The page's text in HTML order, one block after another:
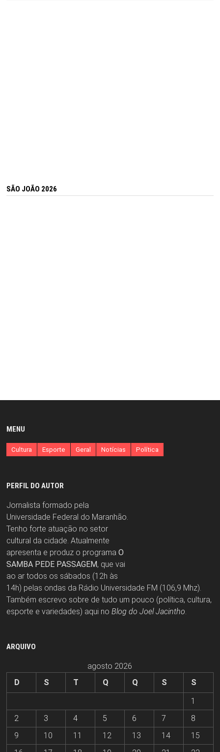
SÃO JOÃO 2026
MENU
Cultura Esporte Geral Notícias Política
PERFIL DO AUTOR
Jornalista formado pela
Universidade Federal do Maranhão.
Tenho forte atuação no setor
cultural da cidade. Atualmente
apresenta e produz o programa O
SAMBA PEDE PASSAGEM, que vai
ao ar todos os sábados (12h às
14h) pelas ondas da Rádio Universidade FM (106,9 Mhz).
Também escrevo sobre de tudo um pouco (política, cultura,
esporte e variedades) aqui no Blog do Joel Jacintho.
ARQUIVO
agosto 2026
D
S T Q Q S
S
1
2
3 4 5 6 7
8
9
10 11 12 13 14
15